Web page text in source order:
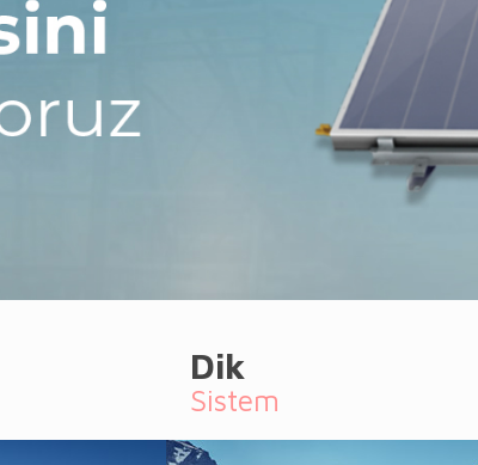
Dik
Sistem